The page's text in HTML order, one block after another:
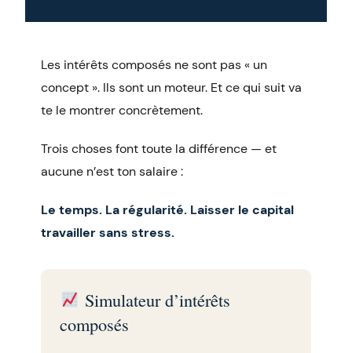
Les intérêts composés ne sont pas « un
concept ». Ils sont un moteur. Et ce qui suit va
te le montrer concrètement.
Trois choses font toute la différence — et
aucune n’est ton salaire :
Le temps. La régularité. Laisser le capital
travailler sans stress.
Simulateur d’intérêts
composés